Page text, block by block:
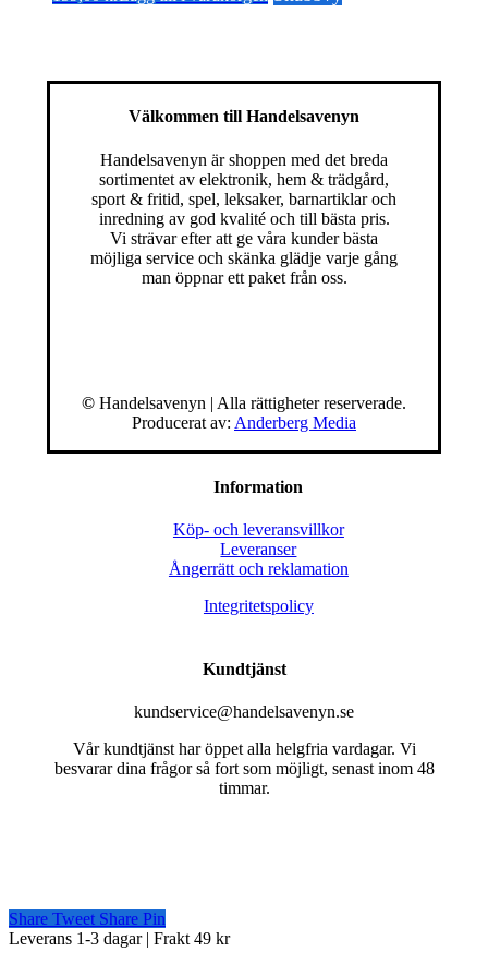
Välkommen till Handelsavenyn
Handelsavenyn är shoppen med det breda
sortimentet av elektronik, hem & trädgård,
sport & fritid, spel, leksaker, barnartiklar och
inredning av god kvalité och till bästa pris.
Vi strävar efter att ge våra kunder bästa
möjliga service och skänka glädje varje gång
man öppnar ett paket från oss.
© Handelsavenyn | Alla rättigheter reserverade.
Producerat av: Anderberg Media
Information
Köp- och leveransvillkor
Leveranser
Ångerrätt och reklamation
Integritetspolicy
Kundtjänst
kundservice@handelsavenyn.se
Vår kundtjänst har öppet alla helgfria vardagar. Vi
besvarar dina frågor så fort som möjligt, senast inom 48
timmar.
Share Tweet Share Pin
Close
Leverans 1-3 dagar | Frakt 49 kr